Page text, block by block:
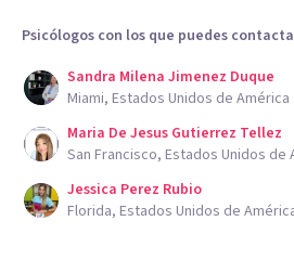
Psicólogos con los que puedes
Sandra Milena Jimenez Duque
Miami, Estados Unidos de América
Maria De Jesus Gutierrez Tellez
San Francisco, Estados Unidos de
Jessica Perez Rubio
Florida, Estados Unidos de